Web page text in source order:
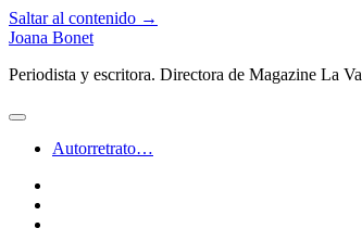
Saltar al contenido →
Joana Bonet
Periodista y escritora. Directora de Magazine La
abrir
Autorretrato…